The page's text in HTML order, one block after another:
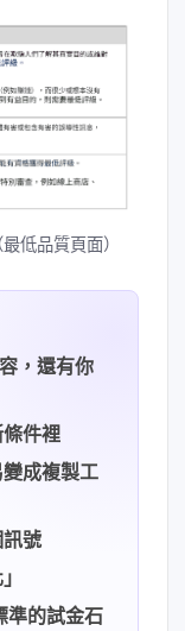
低品質頁面）
，還有你
件裡
變成複製工
號
準的試金石